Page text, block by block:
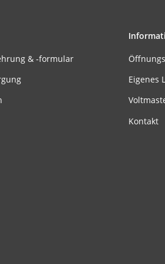
& -formular
Eigenes
Kontakt